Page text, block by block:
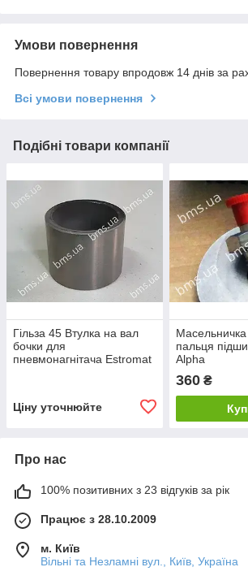
Умови повернення
Повернення товару впродовж 14 днів за
Всі умови повернення
Подібні товари компанії
Гільза 45 Втулка на вал
бочки для
пневмонагнітача Estromat
Ціну уточнюйте
пальця
Alpha
360₴
Про нас
100% позитивних з 23 відгуків за рік
Працює з 28.10.2009
м. Київ
Вільні та Незламні вул., Київ, Україна